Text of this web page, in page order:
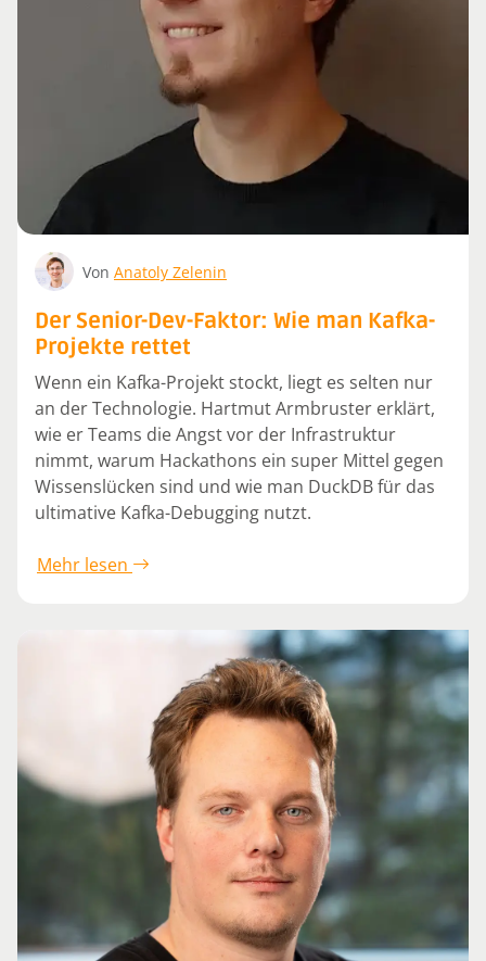
Von Anatoly Zelenin
Der Senior-Dev-Faktor: Wie man Kafka-
Projekte rettet
Wenn ein Kafka-Projekt stockt, liegt es selten nur
an der Technologie. Hartmut Armbruster erklärt,
wie er Teams die Angst vor der Infrastruktur
nimmt, warum Hackathons ein super Mittel gegen
Wissenslücken sind und wie man DuckDB für das
ultimative Kafka-Debugging nutzt.
Mehr lesen